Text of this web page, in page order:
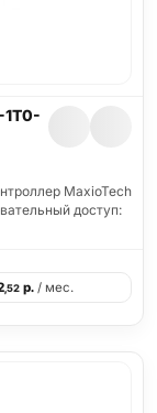
1T0-
MaxioTech
доступ:
,52 р. / мес.